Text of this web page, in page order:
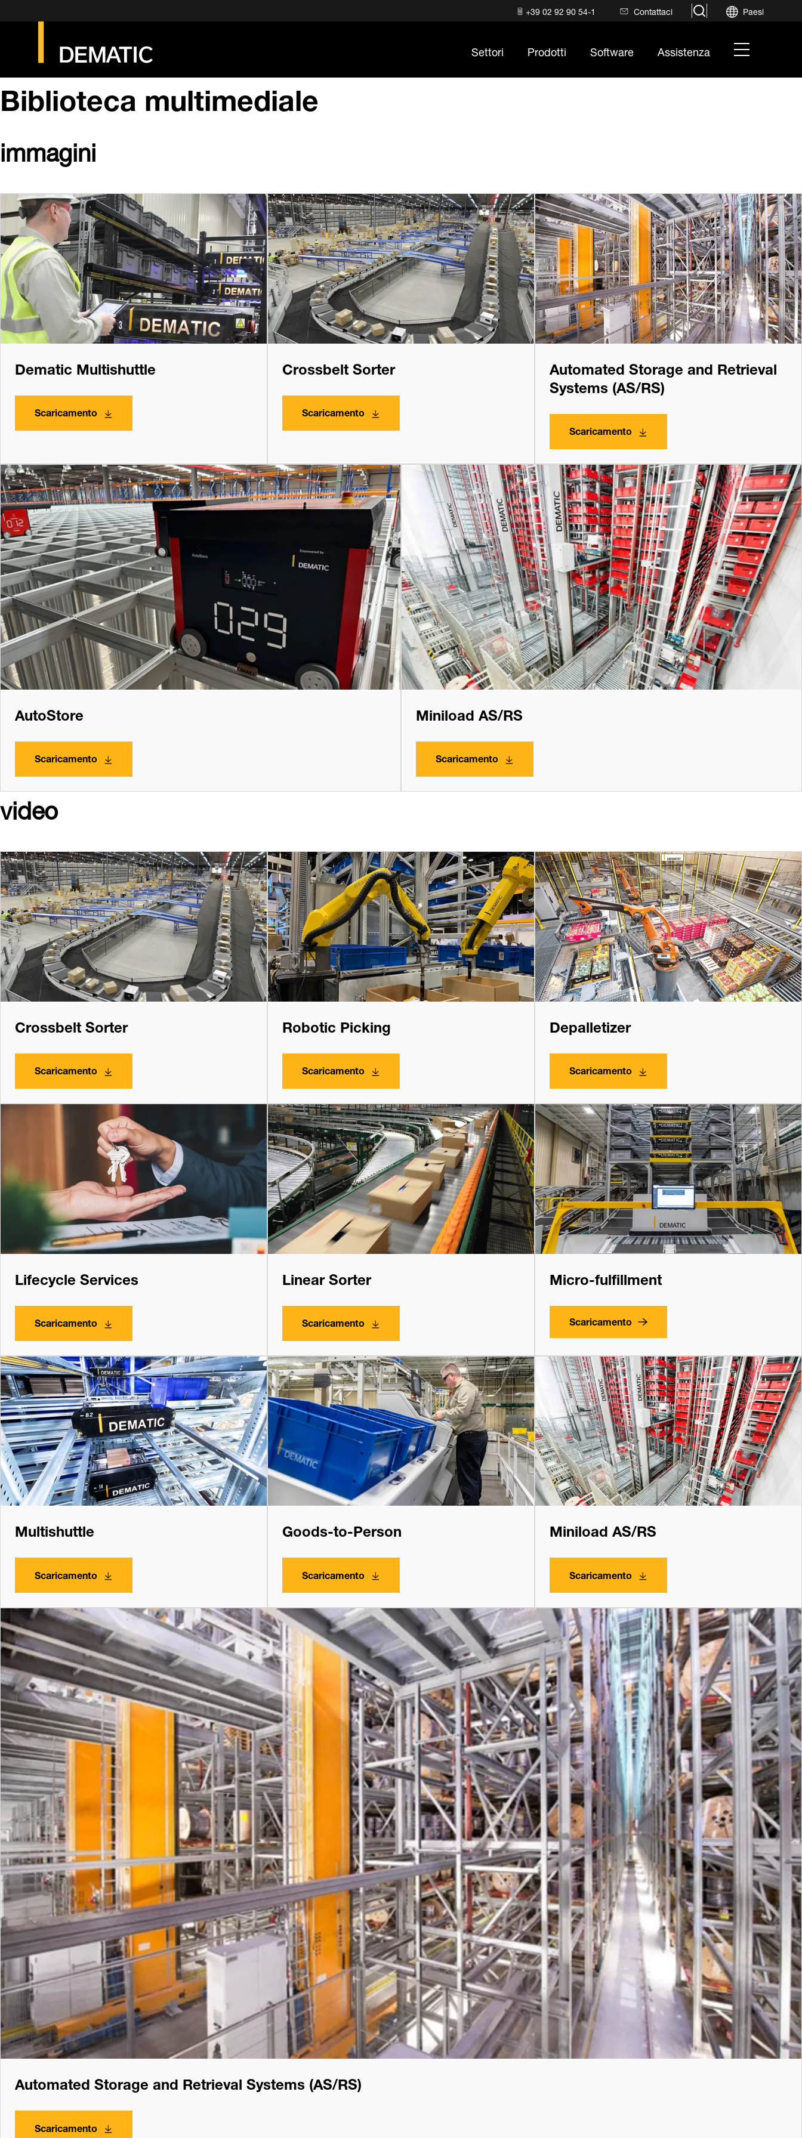
+39 02 92 90 54-1 Contattaci search Paesi
Settori Prodotti Software Assistenza hamburger
menu
Biblioteca multimediale
immagini
Dematic Multishuttle
Scaricamento
Crossbelt Sorter
Scaricamento
Automated Storage and Retrieval
Systems (AS/RS)
Scaricamento
AutoStore
Scaricamento
Miniload AS/RS
Scaricamento
video
Crossbelt Sorter
Scaricamento
Robotic Picking
Scaricamento
Depalletizer
Scaricamento
Lifecycle Services
Scaricamento
Linear Sorter
Scaricamento
Micro-fulfillment
Scaricamento
Multishuttle
Scaricamento
Goods-to-Person
Scaricamento
Miniload AS/RS
Scaricamento
Automated Storage and Retrieval Systems (AS/RS)
Scaricamento